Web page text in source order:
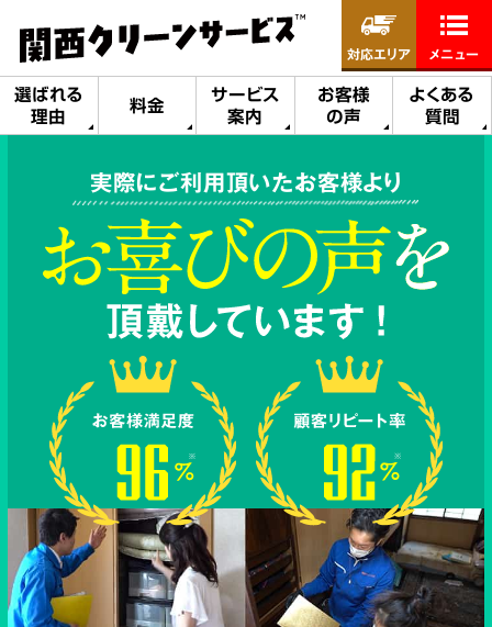
選ばれる
理由
料金
サービス
案内
お客様
の声
よくある
質問
対応エリア メニュー
実際にご利用頂いたお客様より